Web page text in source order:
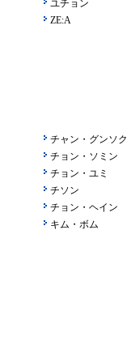
ユチョン
ZE:A
チャン・グンソク
チョン・ソミン
チョン・ユミ
チソン
チョン・ヘイン
キム・ボム